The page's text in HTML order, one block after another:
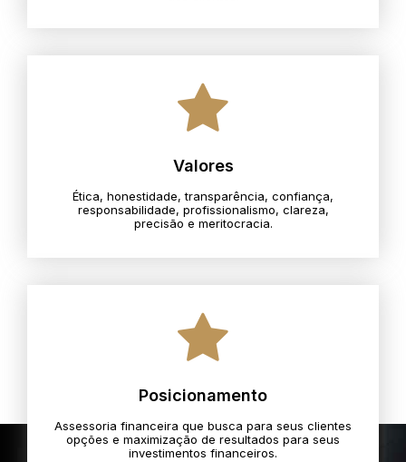
Valores
Ética, honestidade, transparência, confiança,
responsabilidade, profissionalismo, clareza,
precisão e meritocracia.​
Posicionamento
Assessoria financeira que busca para seus clientes
opções e maximização de resultados para seus
investimentos financeiros.